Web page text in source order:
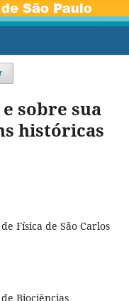
sobre sua
históricas
Física de São Carlos
Biociências